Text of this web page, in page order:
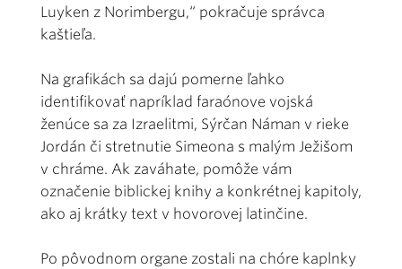
Luyken z Norimbergu,“ pokračuje správca
kaštieľa.
Na grafikách sa dajú pomerne ľahko
identifikovať napríklad faraónove vojská
ženúce sa za Izraelitmi, Sýrčan Náman v rieke
Jordán či stretnutie Simeona s malým Ježišom
v chráme. Ak zaváhate, pomôže vám
označenie biblickej knihy a konkrétnej kapitoly,
ako aj krátky text v hovorovej latinčine.
Po pôvodnom organe zostali na chóre kaplnky